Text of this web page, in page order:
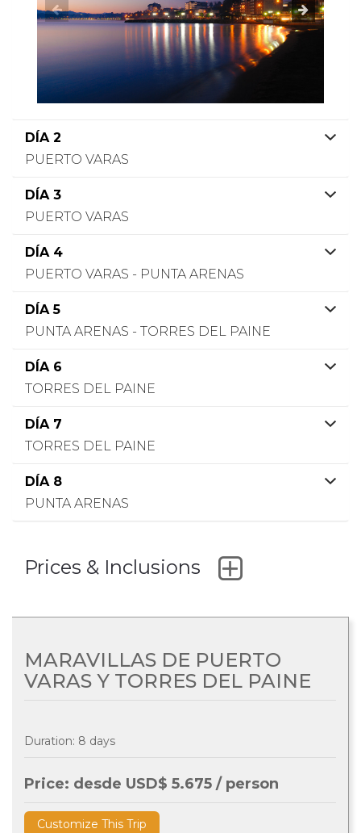
DÍA 2
PUERTO VARAS
DÍA 3
PUERTO VARAS
DÍA 4
PUERTO VARAS - PUNTA ARENAS
DÍA 5
PUNTA ARENAS - TORRES DEL PAINE
DÍA 6
TORRES DEL PAINE
DÍA 7
TORRES DEL PAINE
DÍA 8
PUNTA ARENAS
Prices & Inclusions
MARAVILLAS DE PUERTO
VARAS Y TORRES DEL PAINE
Duration: 8 days
Price: desde USD$ 5.675 / person
Customize This Trip